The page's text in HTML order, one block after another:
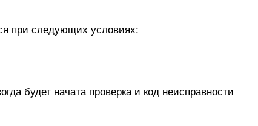
при следующих условиях:
будет начата проверка и код неисправности